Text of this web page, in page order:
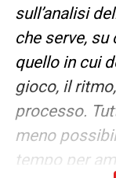
sull’analisi
che serve,
quello in cui
gioco, il
processo.
meno
tempo per